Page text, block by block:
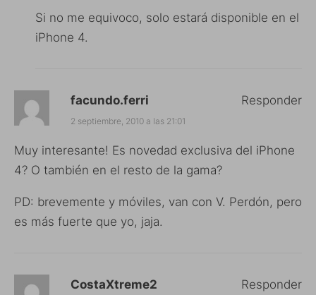
Si no me equivoco, solo estará disponible en el
iPhone 4.
facundo.ferri
2 septiembre, 2010 a las 21:01
Muy interesante! Es novedad exclusiva del iPhone
4? O también en el resto de la gama?
PD: brevemente y móviles, van con V. Perdón, pero
es más fuerte que yo, jaja.
Responder
CostaXtreme2 Responder